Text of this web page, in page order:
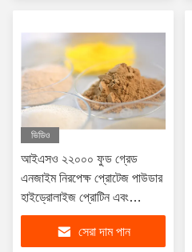
ভিডিও
আইএসও ২২০০০ ফুড গ্রেড
এনজাইম নিরপেক্ষ প্রোটেজ পাউডার
হাইড্রোলাইজ প্রোটিন এবং
পেপটাইড
সেরা দাম পান